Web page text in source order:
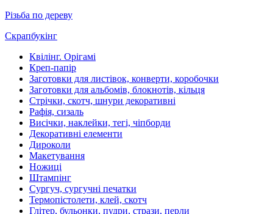
Різьба по дереву
Скрапбукінг
Квілінг. Орігамі
Креп-папір
Заготовки для листівок, конверти, коробочки
Заготовки для альбомів, блокнотів, кільця
Стрічки, скотч, шнури декоративні
Рафія, сизаль
Висічки, наклейки, тегі, чіпборди
Декоративні елементи
Дироколи
Макетування
Ножиці
Штампінг
Сургуч, сургучні печатки
Термопістолети, клей, скотч
Глітер, бульонки, пудри, стрази, перли